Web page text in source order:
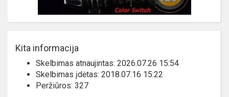
Kita informacija
Skelbimas atnaujintas: 2026.07.26 15:54
Skelbimas įdėtas: 2018.07.16 15:22
Peržiūros: 327